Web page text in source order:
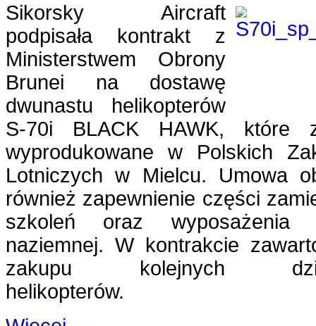
Sikorsky Aircraft
podpisała kontrakt z
Ministerstwem Obrony
Brunei na dostawę
dwunastu helikopterów
S-70i BLACK HAWK, które
wyprodukowane w Polskich
Lotniczych w Mielcu. Umowa
również zapewnienie części
szkoleń oraz wyposażenia
naziemnej. W kontrakcie
zakupu kolejnych
helikopterów.